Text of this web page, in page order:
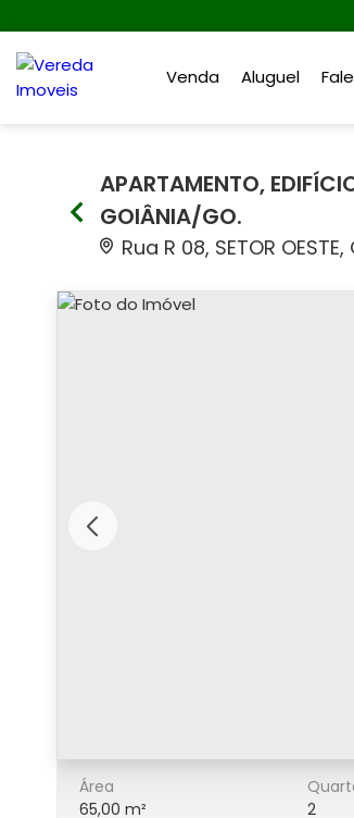
Venda Aluguel
APARTAMENTO,
GOIÂNIA/GO.
Rua R 08, SETOR
Área
65,00 m²
2